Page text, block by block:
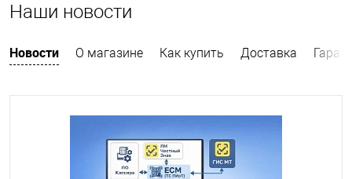
Наши новости
Новости О магазине Как купить Доставка